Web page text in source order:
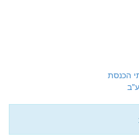
הכנסת